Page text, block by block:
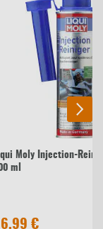
Moly Injection-
ml
€